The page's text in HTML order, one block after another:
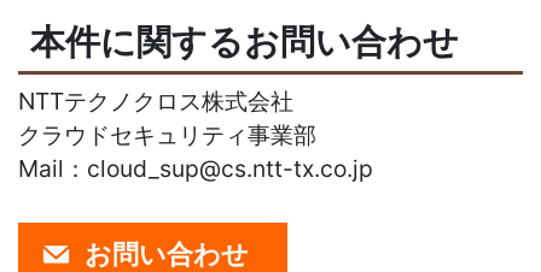
本件に関するお問い合わせ
NTTテクノクロス株式会社
クラウドセキュリティ事業部
Mail：cloud_sup@cs.ntt-tx.co.jp
お問い合わせ